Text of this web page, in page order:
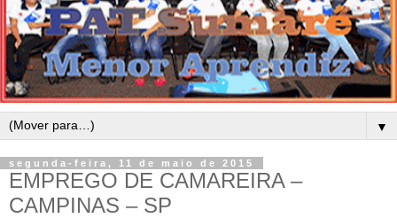
▼
segunda-feira, 11 de maio de 2015
EMPREGO DE CAMAREIRA –
CAMPINAS – SP